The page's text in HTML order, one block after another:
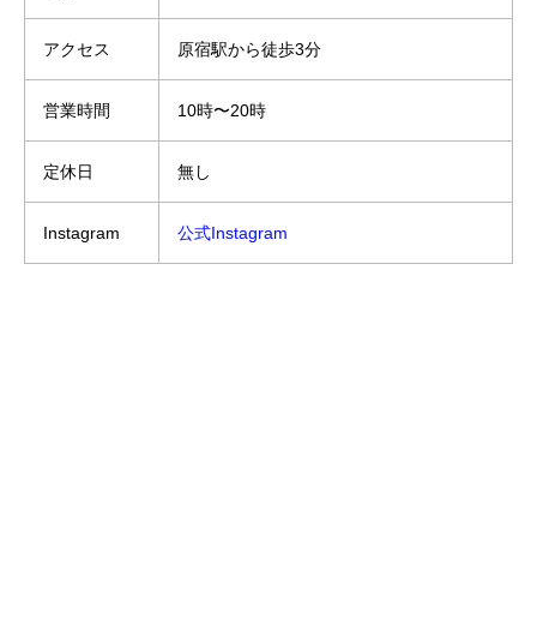
アクセス 原宿駅から徒歩3分
営業時間 10時〜20時
定休日 無し
Instagram 公式Instagram